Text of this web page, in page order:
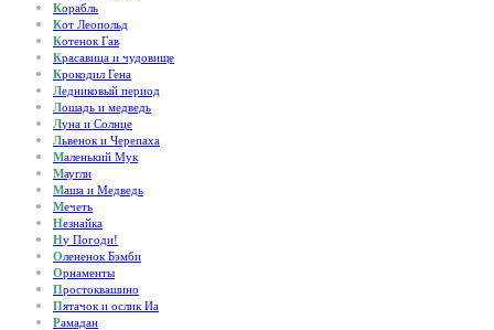
Корабль
Кот Леопольд
Котенок Гав
Красавица и чудовище
Крокодил Гена
Ледниковый период
Лошадь и медведь
Луна и Солнце
Львенок и Черепаха
Маленький Мук
Маугли
Маша и Медведь
Мечеть
Незнайка
Ну Погоди!
Олененок Бэмби
Орнаменты
Простоквашино
Пятачок и ослик Иа
Рамадан